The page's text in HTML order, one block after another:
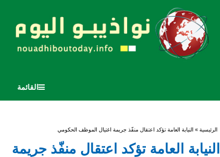
القائمة
أنت هنا
الرئيسية » النيابة العامة تؤكد اعتقال منفّذ جريمة اغتيال الموظف الحكومي
النيابة العامة تؤكد اعتقال منفّذ جريمة